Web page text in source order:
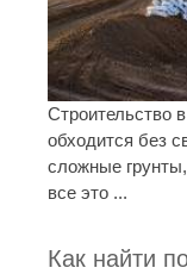
Строительство
обходится без
сложные
все это ...
Как найти